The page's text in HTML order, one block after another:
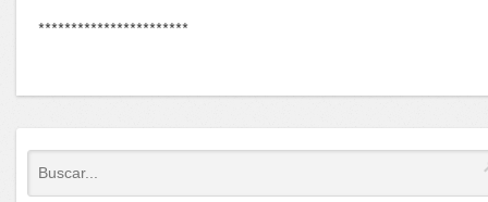
***********************